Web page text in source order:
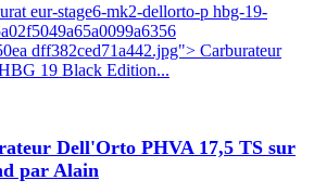
eur-stage6-mk2-dellorto-p hbg-19-
dff382ced71a442.jpg"> Carburateur
19 Black Edition...
Dell'Orto PHVA 17,5 TS sur
par Alain